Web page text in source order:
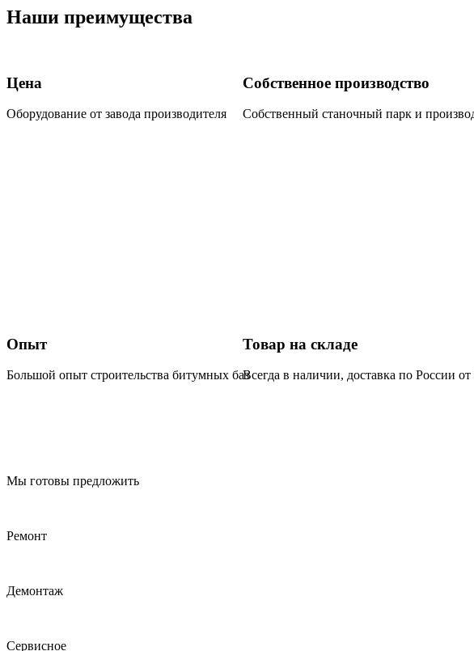
Наши преимущества
Цена
Оборудование от завода производителя
Собственное производство
Собственный станочный парк и
Опыт
Большой опыт строительства битумных баз
Товар на складе
Всегда в наличии, доставка по России
Мы готовы предложить
Ремонт
Демонтаж
Сервисное